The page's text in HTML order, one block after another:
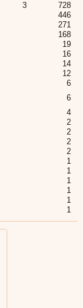
3
728
446
271
168
19
16
14
12
6
6
4
2
2
2
2
1
1
1
1
1
1